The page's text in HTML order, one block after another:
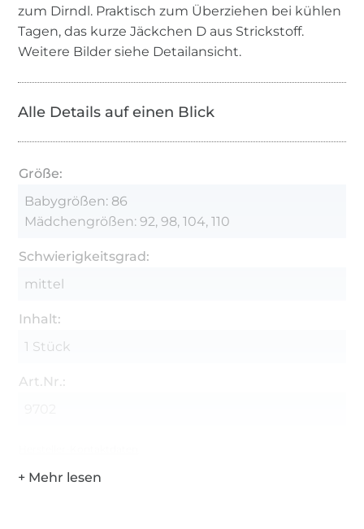
zum Dirndl. Praktisch zum Überziehen bei kühlen
Tagen, das kurze Jäckchen D aus Strickstoff.
Weitere Bilder siehe Detailansicht.
Alle Details auf einen Blick
Größe:
Babygrößen: 86
Mädchengrößen: 92, 98, 104, 110
Schwierigkeitsgrad:
mittel
Inhalt:
1 Stück
Art.Nr.: